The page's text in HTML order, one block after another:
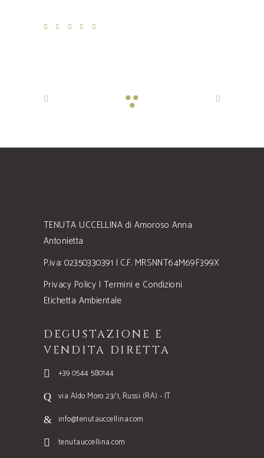
TENUTA UCCELLINA di Amoroso Anna
Antonietta
P.iva: 02350330391 | C.F. MRSNNT64M69F399X
Privacy Policy | Termini e Condizioni
Etichetta Ambientale
DEGUSTAZIONE E
VENDITA DIRETTA
+39 0544 580144
via Aldo Moro 23/1, Russi (RA) - IT
info@tenutauccellina.com
tenutauccellina.com